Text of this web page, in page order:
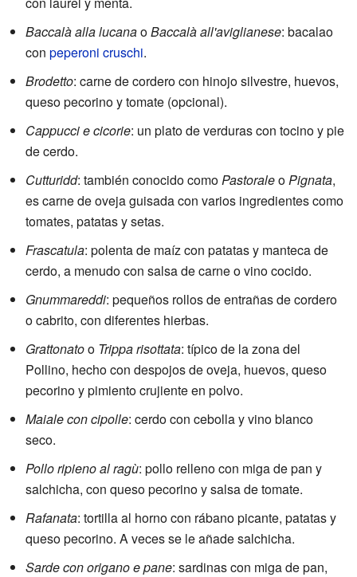
Baccalà alla lucanaoBaccalà all'aviglianese: bacalao
con peperoni cruschi.
Brodetto: carne de cordero con hinojo silvestre, huevos,
queso pecorino y tomate (opcional).
Cappucci e cicorie: un plato de verduras con tocino y pie
de cerdo.
Cutturidd: también conocido comoPastoraleoPignata,
es carne de oveja guisada con varios ingredientes como
tomates, patatas y setas.
Frascatula: polenta de maíz con patatas y manteca de
cerdo, a menudo con salsa de carne o vino cocido.
Gnummareddi: pequeños rollos de entrañas de cordero
o cabrito, con diferentes hierbas.
Grattonatoo Trippa risottata: típico de la zona del
Pollino, hecho con despojos de oveja, huevos, queso
pecorino y pimiento crujiente en polvo.
Maiale con cipolle: cerdo con cebolla y vino blanco
seco.
Pollo ripieno al ragù: pollo relleno con miga de pan y
salchicha, con queso pecorino y salsa de tomate.
Rafanata: tortilla al horno con rábano picante, patatas y
queso pecorino. A veces se le añade salchicha.
Sarde con origano e pane: sardinas con miga de pan,